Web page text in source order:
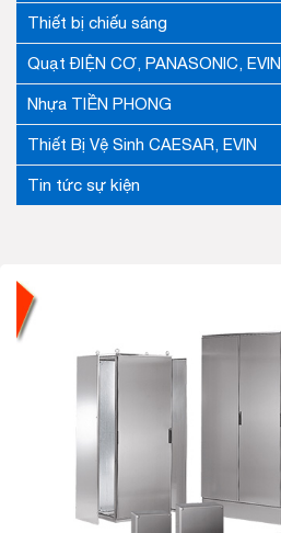
Thiết bị chiếu sáng
Quạt ĐIỆN CƠ, PANASONIC, EVIN
Nhựa TIỀN PHONG
Thiết Bị Vệ Sinh CAESAR, EVIN
Tin tức sự kiện